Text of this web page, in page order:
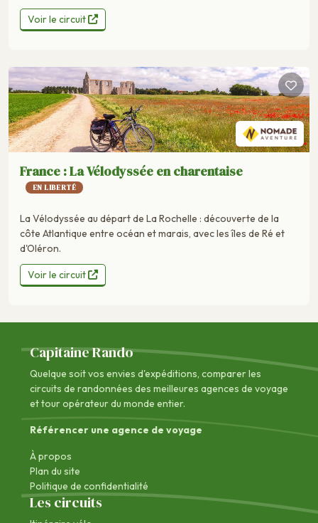
Voir le circuit
France : La Vélodyssée en charentaise
EN LIBERTÉ
La Vélodyssée au départ de La Rochelle : découverte de la
côte Atlantique entre océan et marais, avec les îles de Ré et
d'Oléron.
Voir le circuit
Capitaine Rando
Quelque soit vos envies d'expéditions, comparer les
circuits de randonnées des meilleures agences de voyage
et tour opérateur du monde entier.
Référencer une agence de voyage
À propos
Plan du site
Politique de confidentialité
Les circuits